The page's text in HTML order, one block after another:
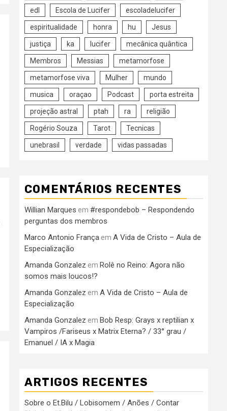
edl Escola de Lucifer escoladelucifer
espiritualidade honra hu Jesus
justiça ka lucifer mecânica quântica
Membros Messias metamorfose
metamorfose viva Mulher mundo
musica oraçao Podcast porta estreita
projeção astral ptah ra religião
Rogério Souza Tarot Tecnicas
unebrasil verdade vidas passadas
COMENTÁRIOS RECENTES
Willian Marques em #respondebob – Respondendo
perguntas dos membros
Marco Antonio França em A Vida de Cristo – Aula de
Especialização
Amanda Gonzalez em Rolê no Reino: Agora não
somos mais loucos!?
Amanda Gonzalez em A Vida de Cristo – Aula de
Especialização
Amanda Gonzalez em Bob Resp: Grays x reptilian x
Vampiros /Fariseus x Matrix Eterna? / 33° grau /
Emanuel / IA x Magia
ARTIGOS RECENTES
Sobre o Et.Bilu / Lobisomem / Anões / Contar